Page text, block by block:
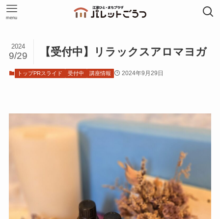
menu
【受付中】リラックスアロマヨガ
2024
9/29
トップPRスライド 受付中 講座情報 2024年9月29日